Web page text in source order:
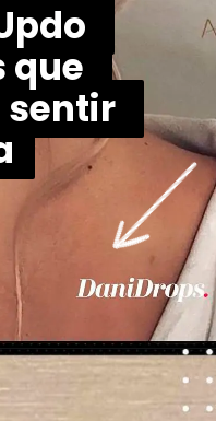
que
sentir
que
sentir
https://danidrops.com.br/tendencia-cabelo-loiro-2025/